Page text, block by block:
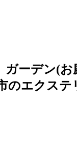
ガーデン(お
のエクステ